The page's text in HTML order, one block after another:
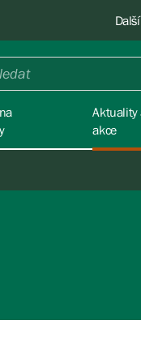
Aktuality
akce